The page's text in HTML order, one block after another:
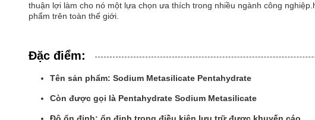
thuận lợi làm cho nó một lựa chọn ưa thích trong nhiều ngành công
phẩm trên toàn thế giới.
Đặc điểm:
Tên sản phẩm: Sodium Metasilicate Pentahydrate
Còn được gọi là Pentahydrate Sodium Metasilicate